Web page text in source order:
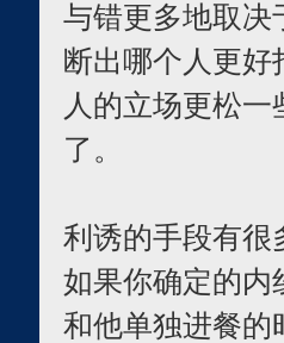
与错更多地取决
断出哪个人更
人的立场更松
了。
利诱的手段有很
如果你确定的内
和他单独进餐的